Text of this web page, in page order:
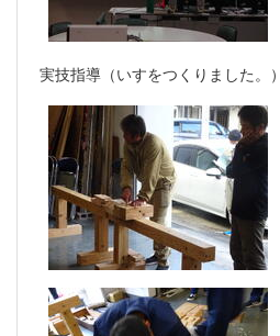
実技指導（いすをつくりました。）